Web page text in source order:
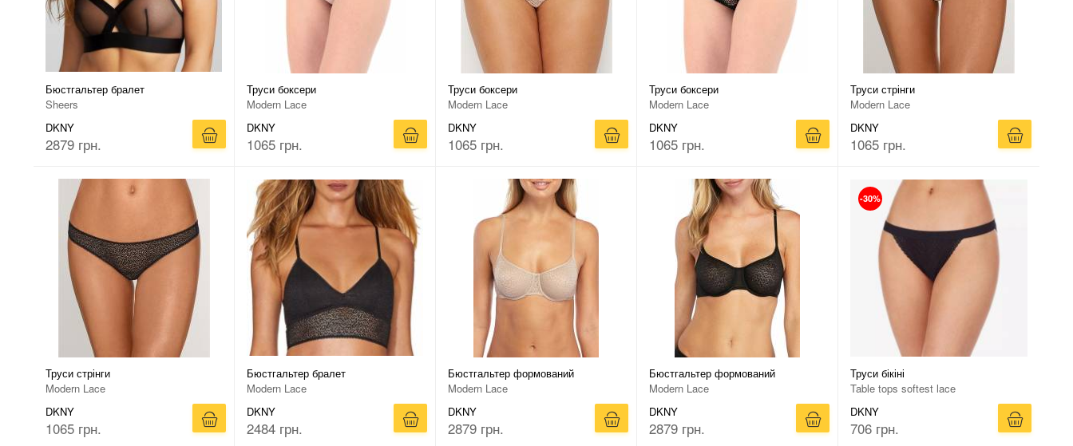
Бюстгальтер бралет
Sheers
DKNY
2879 грн.
Труси боксери
Modern Lace
DKNY
1065 грн.
Труси боксери
Modern Lace
DKNY
1065 грн.
Труси боксери
Modern Lace
DKNY
1065 грн.
Труси стрінги
Modern Lace
DKNY
1065 грн.
Труси стрінги
Modern Lace
DKNY
1065 грн.
Бюстгальтер бралет
Modern Lace
DKNY
2484 грн.
Бюстгальтер формований
Modern Lace
DKNY
2879 грн.
Бюстгальтер формований
Modern Lace
DKNY
2879 грн.
-30%
Труси бікіні
Table tops softest lace
DKNY
706 грн.